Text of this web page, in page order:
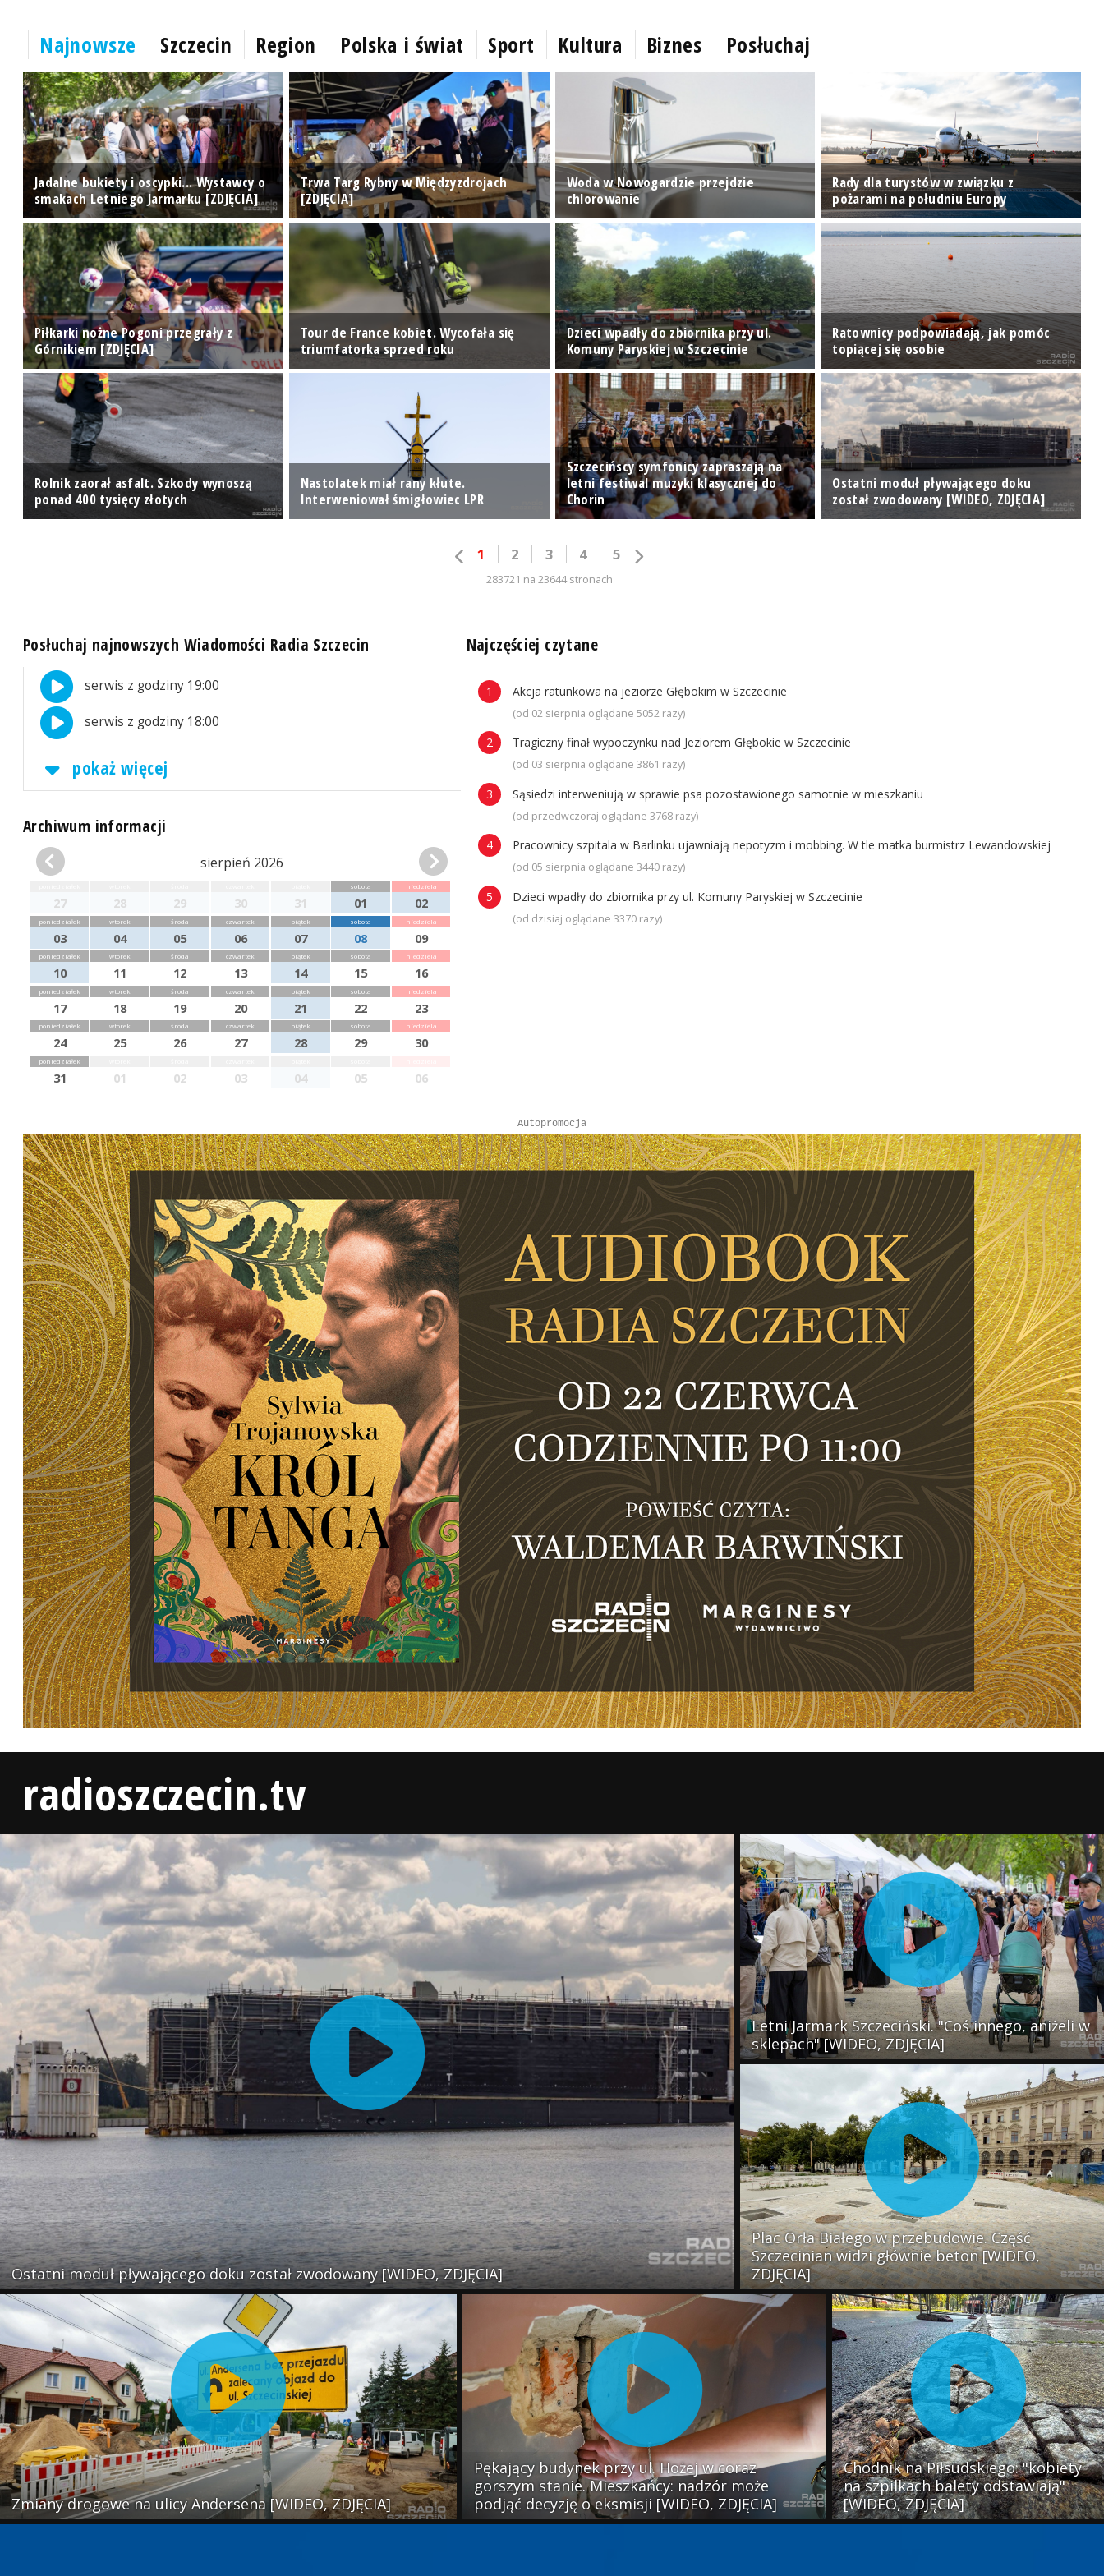
Najnowsze Szczecin Region Polska i świat Sport Kultura Biznes Posłuchaj
Jadalne bukiety i oscypki... Wystawcy o
smakach Letniego Jarmarku [ZDJĘCIA]
Trwa Targ Rybny w Międzyzdrojach
[ZDJĘCIA]
Woda w Nowogardzie przejdzie
chlorowanie
Rady dla turystów w związku z
pożarami na południu Europy
Piłkarki nożne Pogoni przegrały z
Górnikiem [ZDJĘCIA]
Tour de France kobiet. Wycofała się
triumfatorka sprzed roku
Dzieci wpadły do zbiornika przy ul.
Komuny Paryskiej w Szczecinie
Ratownicy podpowiadają, jak pomóc
topiącej się osobie
Rolnik zaorał asfalt. Szkody wynoszą
ponad 400 tysięcy złotych
Nastolatek miał rany kłute.
Interweniował śmigłowiec LPR
Szczecińscy symfonicy zapraszają na
letni festiwal muzyki klasycznej do
Chorin
Ostatni moduł pływającego doku
został zwodowany [WIDEO, ZDJĘCIA]
1 2 3 4 5
283721 na 23644 stronach
Posłuchaj najnowszych Wiadomości Radia Szczecin
serwis z godziny 19:00
serwis z godziny 18:00
pokaż więcej
Archiwum informacji
sierpień 2026
27 28 29 30 31
sobota
01
niedziela
02
poniedziałek
03
wtorek
04
środa
05
czwartek
06
piątek
07
sobota
08
niedziela
09
poniedziałek
10
wtorek
11
środa
12
czwartek
13
piątek
14
sobota
15
niedziela
16
poniedziałek
17
wtorek
18
środa
19
czwartek
20
piątek
21
sobota
22
niedziela
23
poniedziałek
24
wtorek
25
środa
26
czwartek
27
piątek
28
sobota
29
niedziela
30
poniedziałek
31 01 02 03 04 05 06
Najczęściej czytane
Akcja ratunkowa na jeziorze Głębokim w Szczecinie
(od 02 sierpnia oglądane 5052 razy)
Tragiczny finał wypoczynku nad Jeziorem Głębokie w Szczecinie
(od 03 sierpnia oglądane 3861 razy)
Sąsiedzi interweniują w sprawie psa pozostawionego samotnie w mieszkaniu
(od przedwczoraj oglądane 3768 razy)
Pracownicy szpitala w Barlinku ujawniają nepotyzm i mobbing. W tle matka burmistrz Lewandowskiej
(od 05 sierpnia oglądane 3440 razy)
Dzieci wpadły do zbiornika przy ul. Komuny Paryskiej w Szczecinie
(od dzisiaj oglądane 3370 razy)
Autopromocja
radioszczecin.tv
Ostatni moduł pływającego doku został zwodowany [WIDEO, ZDJĘCIA]
Letni Jarmark Szczeciński. "Coś innego, aniżeli w
sklepach" [WIDEO, ZDJĘCIA]
Plac Orła Białego w przebudowie. Część
Szczecinian widzi głównie beton [WIDEO,
ZDJĘCIA]
Zmiany drogowe na ulicy Andersena [WIDEO, ZDJĘCIA]
Pękający budynek przy ul. Hożej w coraz
gorszym stanie. Mieszkańcy: nadzór może
podjąć decyzję o eksmisji [WIDEO, ZDJĘCIA]
Chodnik na Piłsudskiego: "kobiety
na szpilkach balety odstawiają"
[WIDEO, ZDJĘCIA]